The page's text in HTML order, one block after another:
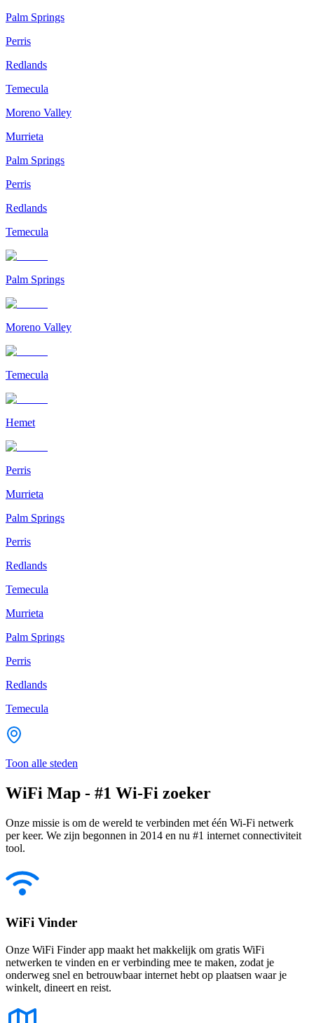
Palm Springs
Perris
Redlands
Temecula
Moreno Valley
Murrieta
Palm Springs
Perris
Redlands
Temecula
Palm Springs
Moreno Valley
Temecula
Hemet
Perris
Murrieta
Palm Springs
Perris
Redlands
Temecula
Murrieta
Palm Springs
Perris
Redlands
Temecula
Toon alle steden
WiFi Map - #1 Wi-Fi zoeker
Onze missie is om de wereld te verbinden met één Wi-Fi netwerk
per keer. We zijn begonnen in 2014 en nu #1 internet connectiviteit
tool.
WiFi Vinder
Onze WiFi Finder app maakt het makkelijk om gratis WiFi
netwerken te vinden en er verbinding mee te maken, zodat je
onderweg snel en betrouwbaar internet hebt op plaatsen waar je
winkelt, dineert en reist.